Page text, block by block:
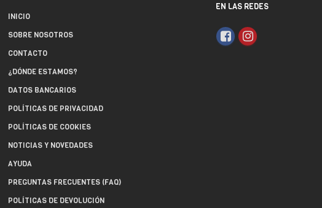
INICIO
SOBRE NOSOTROS
CONTACTO
¿DÓNDE ESTAMOS?
DATOS BANCARIOS
POLÍTICAS DE PRIVACIDAD
POLÍTICAS DE COOKIES
NOTICIAS Y NOVEDADES
AYUDA
PREGUNTAS FRECUENTES (FAQ)
POLÍTICAS DE DEVOLUCIÓN
EN LAS REDES